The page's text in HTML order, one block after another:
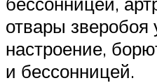
отвары
настроение,
и бессонницей.